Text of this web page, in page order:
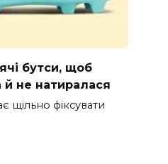
бутси, щоб
й не натиралася
щільно фіксувати